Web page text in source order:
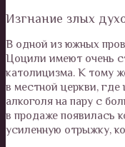
Изгнание злых
В одной из южных
Цоцили имеют очень
католицизма. К тому
в местной церкви, где
алкоголя на пару с
в продаже появилась
усиленную отрыжку,